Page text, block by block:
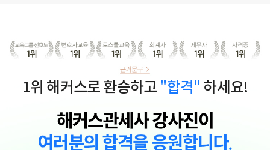
1위 해커스로 환승하고 "합격" 하세요!